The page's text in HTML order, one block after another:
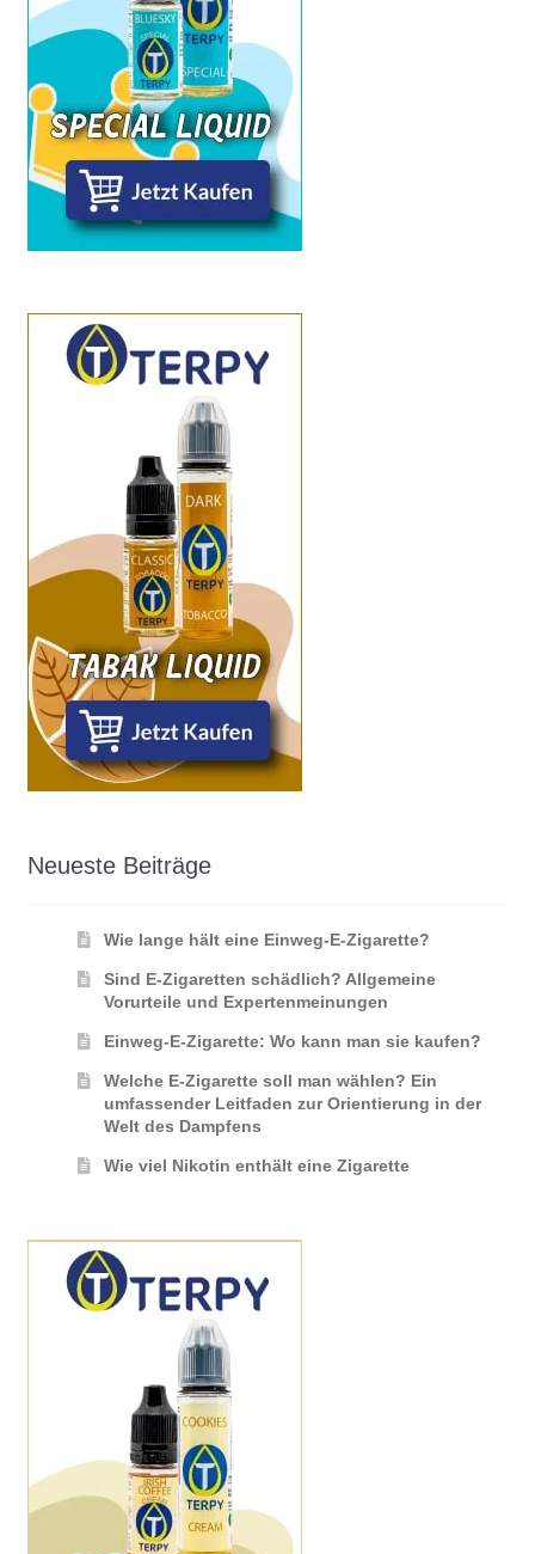
Neueste Beiträge
Wie lange hält eine Einweg-E-Zigarette?
Sind E-Zigaretten schädlich? Allgemeine
Vorurteile und Expertenmeinungen
Einweg-E-Zigarette: Wo kann man sie kaufen?
Welche E-Zigarette soll man wählen? Ein
umfassender Leitfaden zur Orientierung in der
Welt des Dampfens
Wie viel Nikotin enthält eine Zigarette